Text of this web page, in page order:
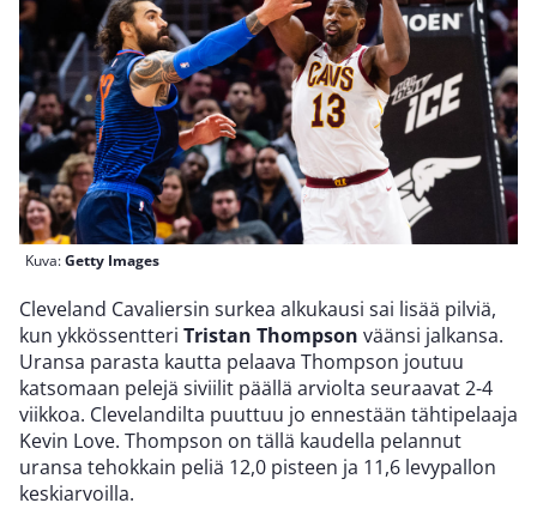
Kuva:Getty Images
Cleveland Cavaliersin surkea alkukausi sai lisää pilviä,
kun ykkössentteri Tristan Thompson väänsi jalkansa.
Uransa parasta kautta pelaava Thompson joutuu
katsomaan pelejä siviilit päällä arviolta seuraavat 2-4
viikkoa. Clevelandilta puuttuu jo ennestään tähtipelaaja
Kevin Love. Thompson on tällä kaudella pelannut
uransa tehokkain peliä 12,0 pisteen ja 11,6 levypallon
keskiarvoilla.